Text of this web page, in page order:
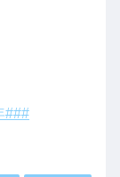
###